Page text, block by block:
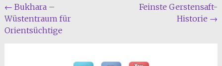
Beitragsnavigation
← Bukhara –
Wüstentraum für
Orientsüchtige
Feinste Gerstensaft-
Historie →